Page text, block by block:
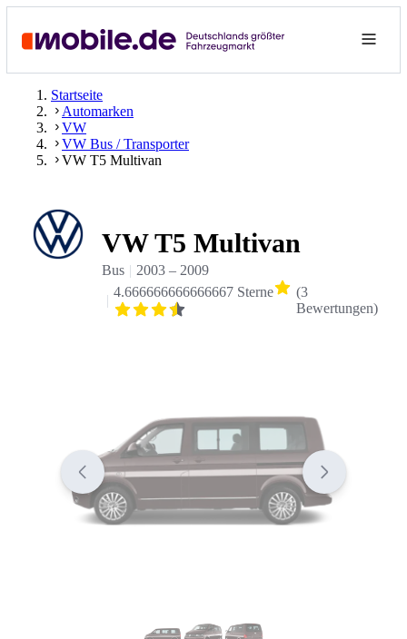
Startseite
Automarken
VW
VW Bus / Transporter
VW T5 Multivan
VW T5 Multivan
Bus 2003– 2009
4.666666666666667 Sterne
(3
Bewertungen)